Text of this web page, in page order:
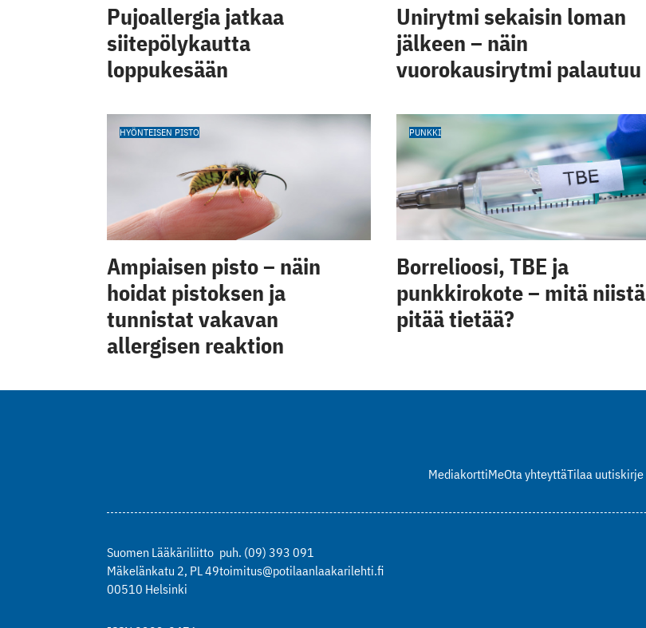
Pujoallergia jatkaa
siitepölykautta
loppukesään
Unirytmi sekaisin loman
jälkeen – näin
vuorokausirytmi palautuu
HYÖNTEISEN PISTO
Ampiaisen pisto – näin
hoidat pistoksen ja
tunnistat vakavan
allergisen reaktion
PUNKKI
Borrelioosi, TBE ja
punkkirokote – mitä niistä
pitää tietää?
MediakorttiMeOta yhteyttäTilaa uutiskirje
Suomen Lääkäriliitto
Mäkelänkatu 2, PL 49
00510 Helsinki
puh. (09) 393 091
toimitus@potilaanlaakarilehti.fi